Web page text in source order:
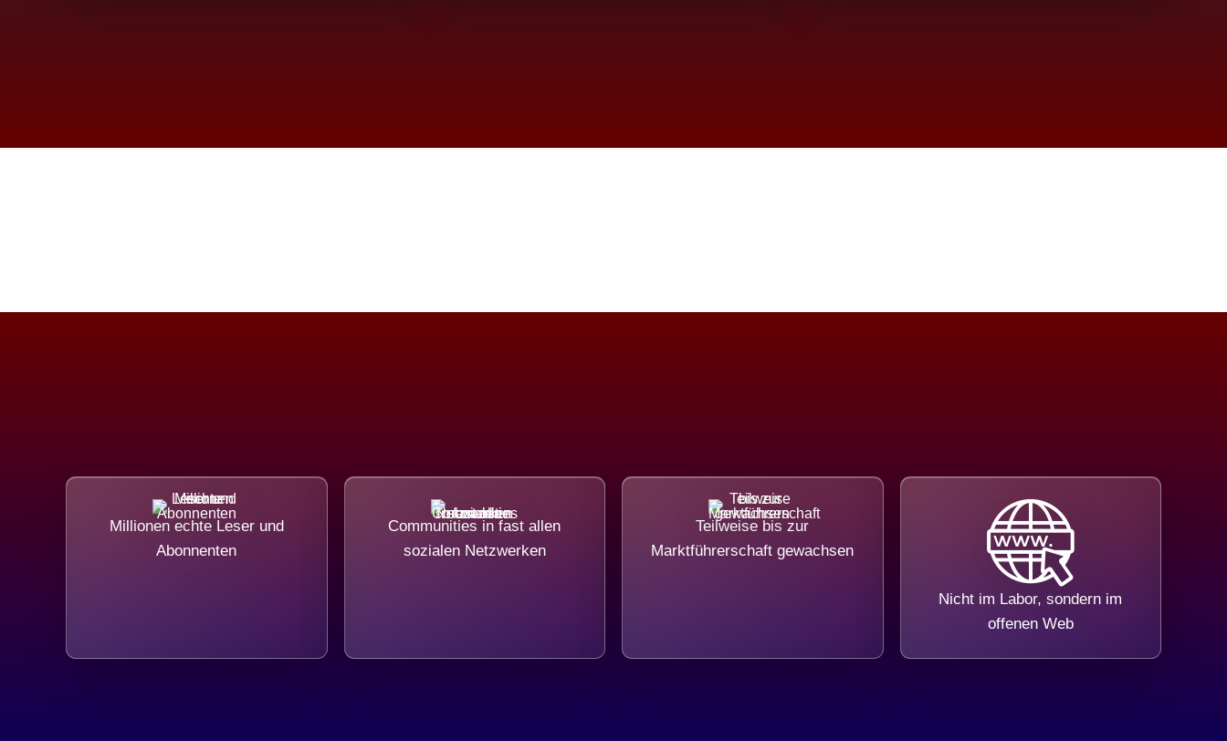
Millionen echte Leser und
Abonnenten
Communities in fast allen
sozialen Netzwerken
Teilweise bis zur
Marktführerschaft gewachsen
Nicht im Labor, sondern im
offenen Web